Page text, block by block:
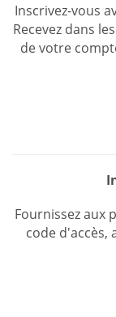
Inscrivez-vous
Recevez dans
de votre
Fournissez aux
code d'accès,